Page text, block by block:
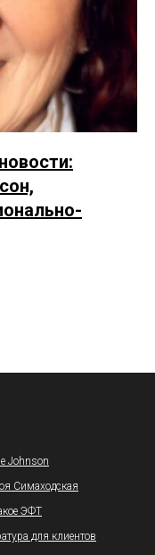
Johnson
Симаходская
ЭФТ
для клиентов